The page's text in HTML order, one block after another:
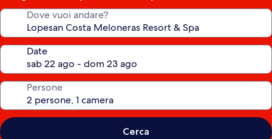
Dove vuoi andare?
Date
Persone
Cerca